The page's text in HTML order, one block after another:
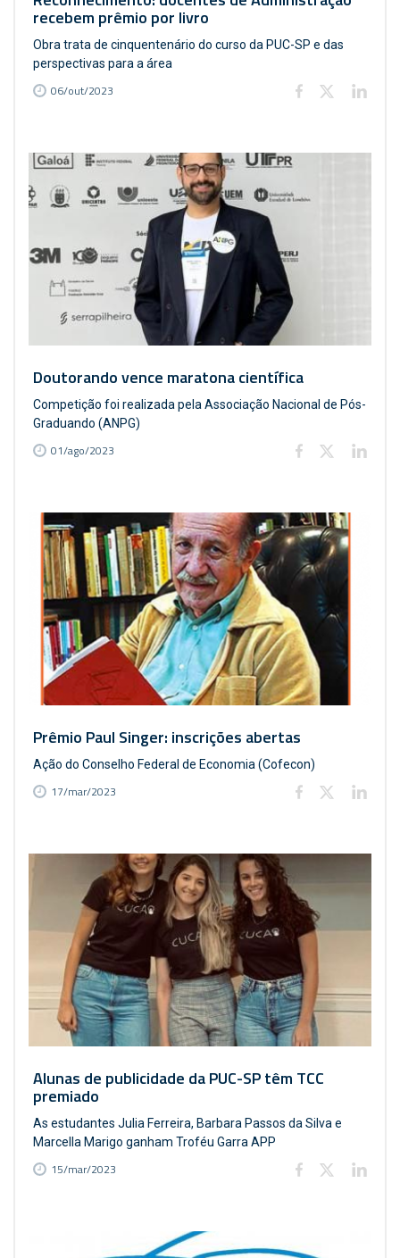
recebem prêmio por livro
Obra trata de cinquentenário do curso da PUC-SP e das
perspectivas para a área
06/out/2023
Doutorando vence maratona científica
Competição foi realizada pela Associação Nacional de Pós-
Graduando (ANPG)
01/ago/2023
Prêmio Paul Singer: inscrições abertas
Ação do Conselho Federal de Economia (Cofecon)
17/mar/2023
Alunas de publicidade da PUC-SP têm TCC
premiado
As estudantes Julia Ferreira, Barbara Passos da Silva e
Marcella Marigo ganham Troféu Garra APP
15/mar/2023